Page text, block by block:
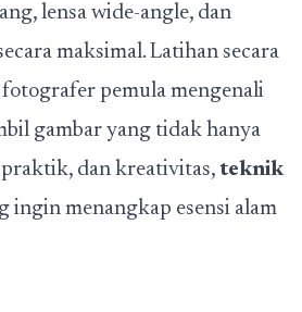
lensa wide-angle, dan
maksimal. Latihan secara
pemula mengenali
gambar yang tidak hanya
dan kreativitas, teknik
ingin menangkap esensi alam